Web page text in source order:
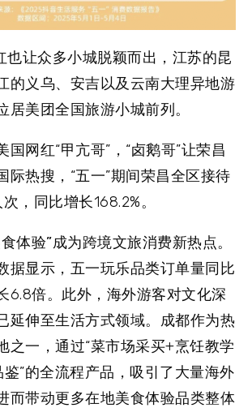
也让众多小城脱颖而出，江苏的昆
的义乌、安吉以及云南大理异地游
居美团全国旅游小城前列。
国网红“甲亢哥”，“卤鹅哥”让荣昌
际热搜，“五一”期间荣昌全区接待
，同比增长168.2%。
体验”成为跨境文旅消费新热点。
据显示，五一玩乐品类订单量同比
6.8倍。此外，海外游客对文化深
延伸至生活方式领域。成都作为热
之一，通过“菜市场采买+烹饪教学
”的全流程产品，吸引了大量海外
而带动更多在地美食体验品类整体